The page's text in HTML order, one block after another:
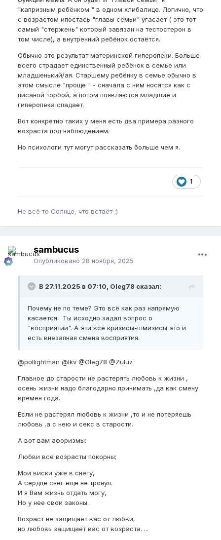
"капризным ребёнком " в одном хлибалице. Логично, что
с возрастом ипостась "главы семьи" угасает ( это тот
самый "стержень" который завязан на тестостерон в
том числе), а внутренний ребёнок остаётся.
Обычно это результат материнской гиперопеки. Больше
всего страдает единственный ребёнок в семье или
младшенький/ая. Старшему ребёнку в семье обычно в
этом смысле "проще " - сначала с ним носятся как с
писаной торбой, а потом появляются младшие и
гиперопека спадает.
Вот конкретно таких у меня есть два примера разного
возраста под наблюдением.
Но психологи тут могут рассказать больше чем я.
1
Не всё то Солнце, что встаёт ;)
sambucus
Опубликовано 28 ноября, 2025
В 27.11.2025 в 07:10, Oleg78 сказал:
Почему не по теме? Это всё как раз напрямую
касается. Ты исходно задал вопрос о
"восприятии". А эти все кризисы-шмизисы это и
есть внезапная смена восприятия.
@pollightman @lkv @Oleg78 @Zuluz
Главное до старости не растерять любовь к жизни ,
осень жизни надо благодарно принимать ,да как смену
времен года.
Если не растерял любовь к жизни ,то и не потеряешь
любовь ,а с нею и секс в старости.
А вот вам афоризмы:
Любви все возрасты покорны;
Мои виски уже в снегу,
А сердце снег еще не тронул.
И я Вам жизнь отдать могу,
Но у нее свои законы.
Возраст не защищает вас от любви,
но любовь защищает вас от возраста. ...